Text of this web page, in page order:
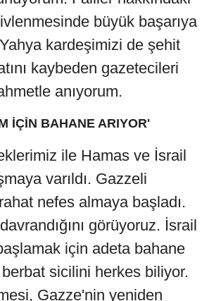
büyük başarıya
Yahya kardeşimizi de şehit
kaybeden gazetecileri
anıyorum.
İÇİN BAHANE ARIYOR'
ile Hamas ve İsrail
varıldı. Gazzeli
nefes almaya başladı.
görüyoruz. İsrail
için adeta bahane
berbat sicilini herkes biliyor.
Gazze'nin yeniden